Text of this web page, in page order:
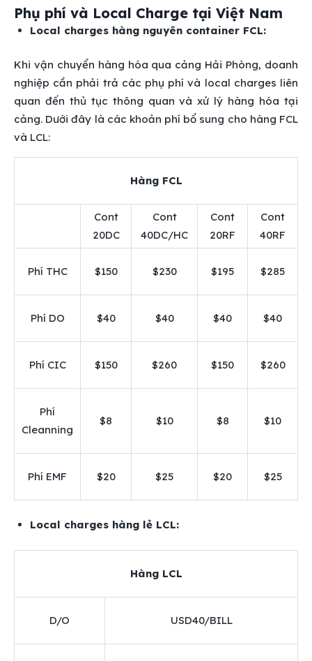
Phụ phí và Local Charge tại Việt Nam
Local charges hàng nguyên container FCL:
Khi vận chuyển hàng hóa qua cảng Hải Phòng, doanh
nghiệp cần phải trả các phụ phí và local charges liên
quan đến thủ tục thông quan và xử lý hàng hóa tại
cảng. Dưới đây là các khoản phí bổ sung cho hàng FCL
và LCL:
Hàng FCL
Cont
20DC
Cont
40DC/HC
Cont
20RF
Cont
40RF
Phí THC $150 $230 $195 $285
Phí DO $40 $40 $40 $40
Phí CIC $150 $260 $150 $260
Phí
Cleanning
$8 $10 $8 $10
Phí EMF $20 $25 $20 $25
Local charges hàng lẻ LCL:
Hàng LCL
D/O USD40/BILL